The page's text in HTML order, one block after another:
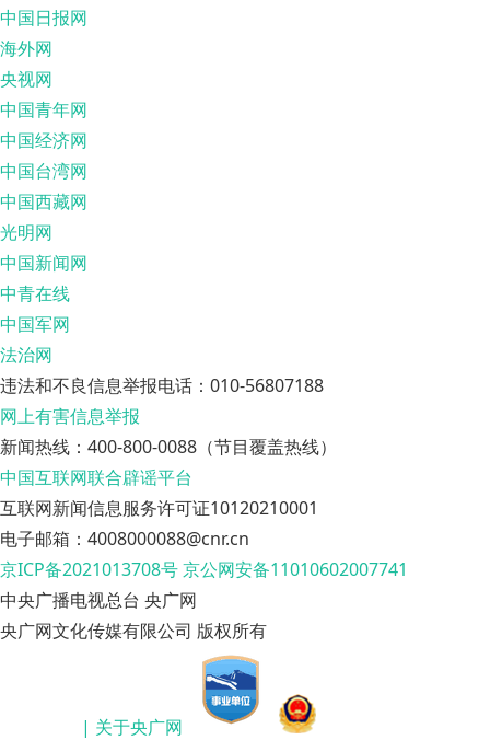
中国日报网
海外网
央视网
中国青年网
中国经济网
中国台湾网
中国西藏网
光明网
中国新闻网
中青在线
中国军网
法治网
违法和不良信息举报电话：010-56807188
网上有害信息举报
新闻热线：400-800-0088（节目覆盖热线）
中国互联网联合辟谣平台
互联网新闻信息服务许可证10120210001
电子邮箱：4008000088@cnr.cn
京ICP备2021013708号京公网安备11010602007741
中央广播电视总台 央广网
央广网文化传媒有限公司 版权所有
| 关于央广网